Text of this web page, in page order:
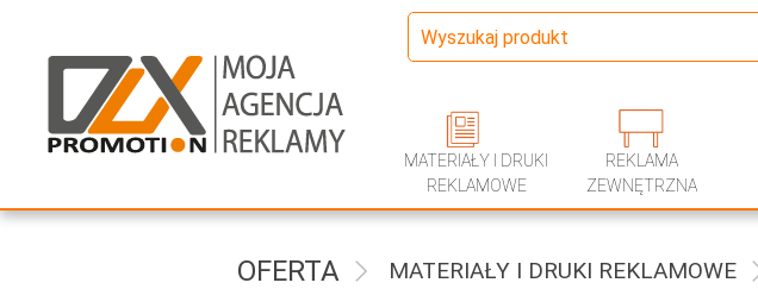
MATERIAŁY I DRUKI
REKLAMOWE
REKLAMA
ZEWNĘTRZNA
OFERTA MATERIAŁY I DRUKI REKLAMOWE